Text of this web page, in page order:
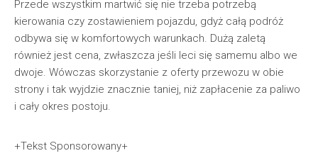
Przede wszystkim martwić się nie trzeba potrzebą
kierowania czy zostawieniem pojazdu, gdyż całą podróż
odbywa się w komfortowych warunkach. Dużą zaletą
również jest cena, zwłaszcza jeśli leci się samemu albo we
dwoje. Wówczas skorzystanie z oferty przewozu w obie
strony i tak wyjdzie znacznie taniej, niż zapłacenie za paliwo
i cały okres postoju.
+Tekst Sponsorowany+